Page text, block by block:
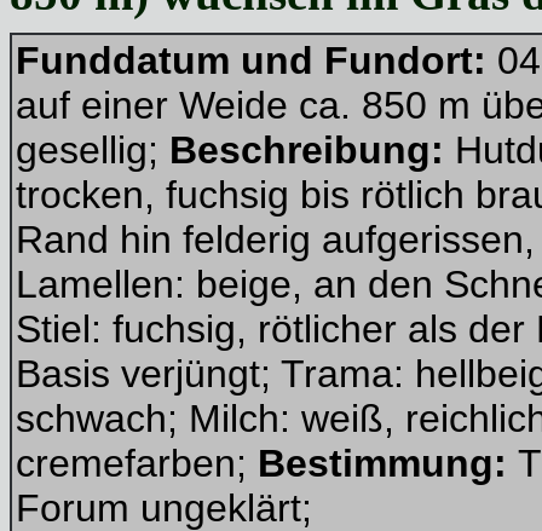
Funddatum und Fundort:
auf einer Weide ca. 850 m
gesellig; Beschreibung:
trocken, fuchsig bis rötlich
Rand hin felderig
Lamellen: beige, an den
Stiel: fuchsig, rötlicher als
Basis verjüngt; Trama:
schwach; Milch: weiß,
cremefarben; Bestimmung:
Forum ungeklärt;